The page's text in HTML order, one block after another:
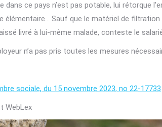
dans ce pays n’est pas potable, lui rétorque
élémentaire… Sauf que le matériel de
livré à lui-même malade, conteste le
n’a pas pris toutes les mesures
sociale, du 15 novembre 2023, no 22-17733
WebLex